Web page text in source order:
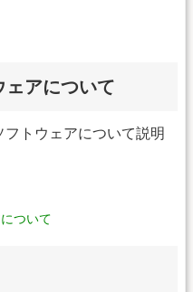
ェアについて
トウェアについて説明
ついて